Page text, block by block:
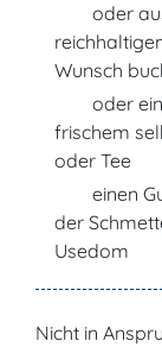
oder
Wunsch
oder
frischem
oder Tee
einen
der
Usedom
Nicht in